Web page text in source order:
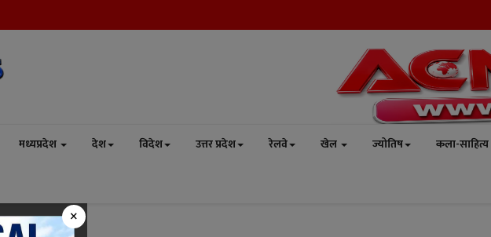
मध्यप्रदेश देश विदेश उत्तर प्रदेश रेलवे खेल ज्योतिष कला-साहित्य
×